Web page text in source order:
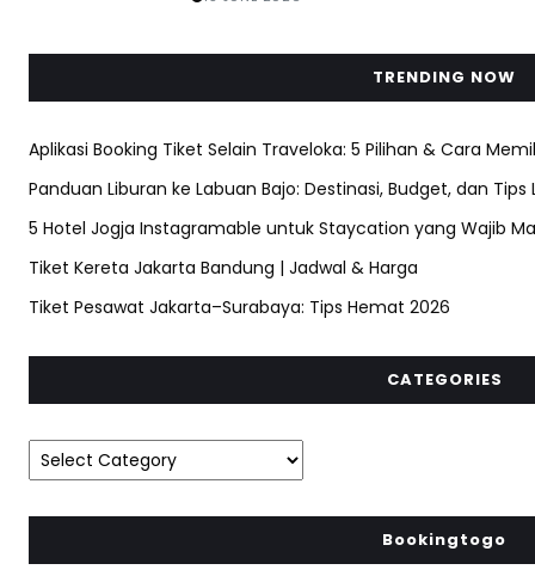
TRENDING NOW
Aplikasi Booking Tiket Selain Traveloka: 5 Pilihan & Cara
Panduan Liburan ke Labuan Bajo: Destinasi, Budget, dan Tips
5 Hotel Jogja Instagramable untuk Staycation yang Wajib
Tiket Kereta Jakarta Bandung | Jadwal & Harga
Tiket Pesawat Jakarta–Surabaya: Tips Hemat 2026
CATEGORIES
Bookingtogo